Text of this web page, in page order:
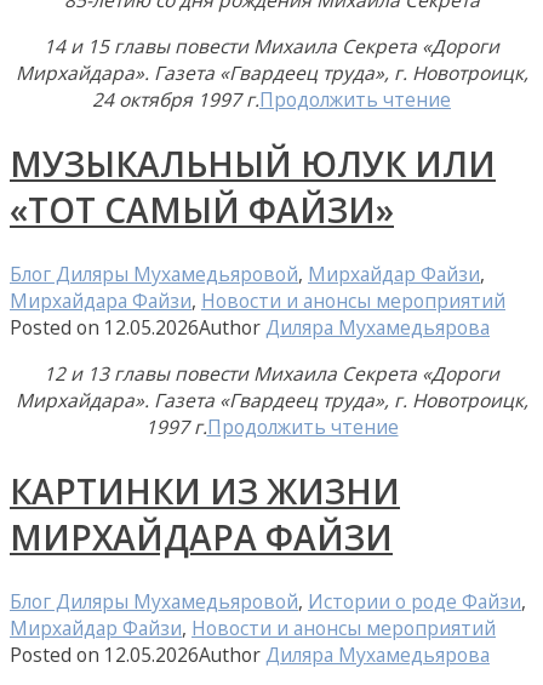
14 и 15 главы повести Михаила Секрета «Дороги
Мирхайдара». Газета «Гвардеец труда», г. Новотроицк,
24 октября 1997 г.Продолжить чтение
МУЗЫКАЛЬНЫЙ ЮЛУК ИЛИ
«ТОТ САМЫЙ ФАЙЗИ»
Блог Диляры Мухамедьяровой, Мирхайдар Файзи,
Мирхайдара Файзи, Новости и анонсы мероприятий
Posted on 12.05.2026AuthorДиляра Мухамедьярова
12 и 13 главы повести Михаила Секрета «Дороги
Мирхайдара». Газета «Гвардеец труда», г. Новотроицк,
1997 г.Продолжить чтение
КАРТИНКИ ИЗ ЖИЗНИ
МИРХАЙДАРА ФАЙЗИ
Блог Диляры Мухамедьяровой, Истории о роде Файзи,
Мирхайдар Файзи, Новости и анонсы мероприятий
Posted on 12.05.2026AuthorДиляра Мухамедьярова